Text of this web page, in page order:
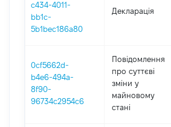
c434-4011-
bb1c-
5b1bec186a80
Декларація
0cf5662d-
b4e6-494a-
8f90-
96734c2954c6
Повідомлення
про суттєві
зміни y
майновому
стані